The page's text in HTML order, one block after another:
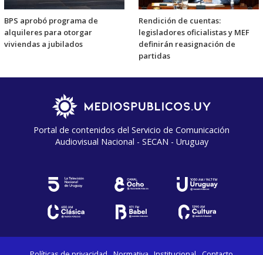
BPS aprobó programa de
alquileres para otorgar
viviendas a jubilados
Rendición de cuentas:
legisladores oficialistas y MEF
definirán reasignación de
partidas
Portal de contenidos del Servicio de Comunicación
Audiovisual Nacional - SECAN - Uruguay